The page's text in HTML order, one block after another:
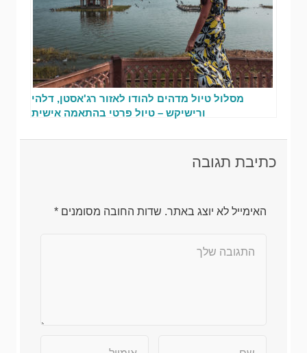
מסלול טיול מדהים להודו לאזור רג'אסטן, דלהי
ורישיקש – טיול פרטי בהתאמה אישית
כתיבת תגובה
האימייל לא יוצג באתר. שדות החובה מסומנים *